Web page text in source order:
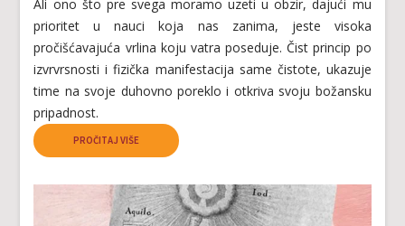
Ali ono što pre svega moramo uzeti u obzir, dajući mu
prioritet u nauci koja nas zanima, jeste visoka
pročišćavajuća vrlina koju vatra poseduje. Čist princip po
izvrvrsnosti i fizička manifestacija same čistote, ukazuje
time na svoje duhovno poreklo i otkriva svoju božansku
pripadnost.
PROČITAJ VIŠE